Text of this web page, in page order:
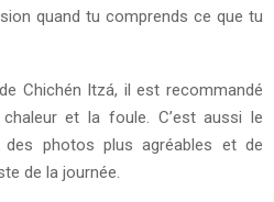
quand tu comprends ce que tu
Chichén Itzá, il est recommandé
et la foule. C’est aussi le
des photos plus agréables et de
de la journée.